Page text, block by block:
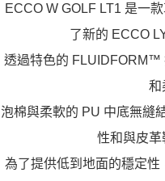
ECCO W GOLF LT1 是一
了新的 ECCO
透過特色的 FLUIDFORM™
和
泡棉與柔軟的 PU 中底無縫
性和與皮革
為了提供低到地面的穩定性